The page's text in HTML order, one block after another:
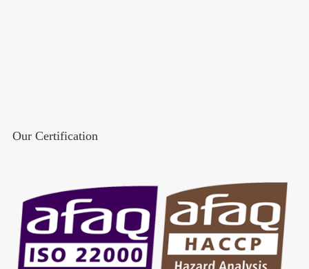
Our Certification